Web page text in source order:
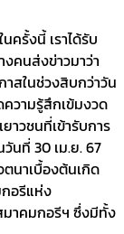
ครั้งนี้ เราได้รับ
คนส่งข่าวมาว่า
าสในช่วงสิบกว่าวัน
ความรู้สึกเข้มงวด
าวชนที่เข้ารับการ
นที่ 30 เม.ย. 67
นาเบื้องต้นเกิด
อรีแห่ง
มาคมกอรีฯ ซึ่งมีทั้ง